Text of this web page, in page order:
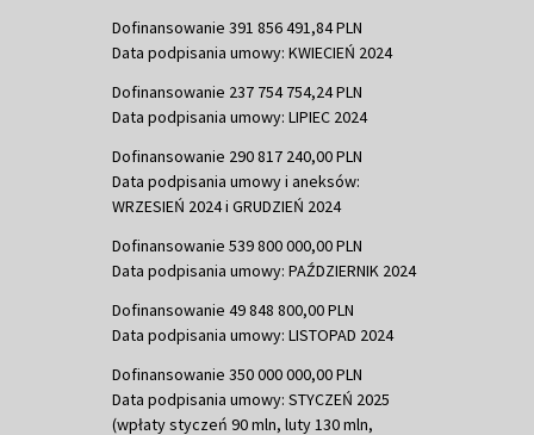
Dofinansowanie 391 856 491,84 PLN
Data podpisania umowy: KWIECIEŃ 2024
Dofinansowanie 237 754 754,24 PLN
Data podpisania umowy: LIPIEC 2024
Dofinansowanie 290 817 240,00 PLN
Data podpisania umowy i aneksów:
WRZESIEŃ 2024 i GRUDZIEŃ 2024
Dofinansowanie 539 800 000,00 PLN
Data podpisania umowy: PAŹDZIERNIK 2024
Dofinansowanie 49 848 800,00 PLN
Data podpisania umowy: LISTOPAD 2024
Dofinansowanie 350 000 000,00 PLN
Data podpisania umowy: STYCZEŃ 2025
(wpłaty styczeń 90 mln, luty 130 mln,